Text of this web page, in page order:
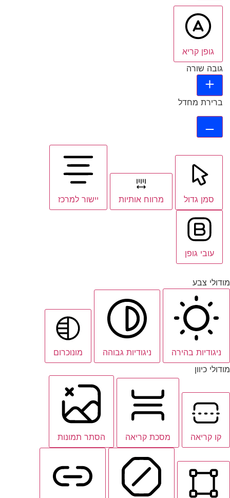
גופן קריא
גובה שורה
ברירת מחדל
סמן גדול מרווח אותיות יישור למרכז
עובי גופן
מודולי צבע
ניגודיות בהירה ניגודיות גבוהה
מונוכרום
מודולי כיוון
קו קריאה מסכת קריאה הסתר תמונות